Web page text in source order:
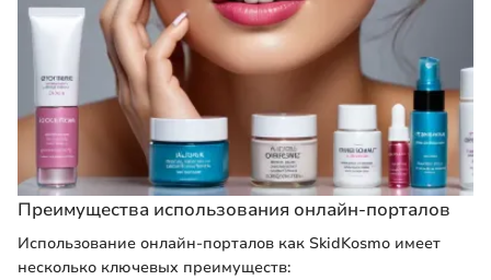
Преимущества использования онлайн-порталов
Использование онлайн-порталов как SkidKosmo имеет
несколько ключевых преимуществ: